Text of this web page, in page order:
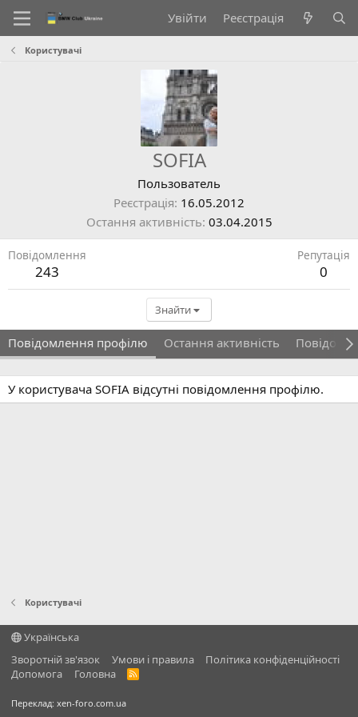
Увійти Реєстрація
Користувачі
SOFIA
Пользователь
Реєстрація 16.05.2012
Остання активність 03.04.2015
Повідомлення
243
Репутація
0
Знайти
Повідомлення профілю Остання активність
У користувача SOFIA відсутні повідомлення профілю.
Користувачі
Українська
Зворотній зв'язок
Умови і правила
Політика конфіденційності
Дoпoмoга
Головна
R
Переклад: xen-foro.com.ua